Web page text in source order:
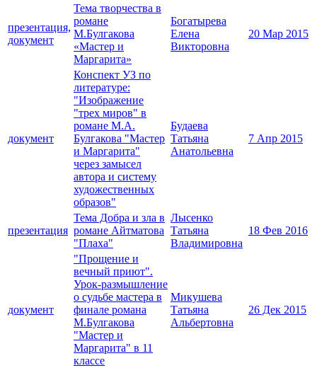
презентация,
документ
Тема творчества в
романе
М.Булгакова
«Мастер и
Маргарита»
Богатырева
Елена
Викторовна
20 Мар 2015
документ
Конспект УЗ по
литературе:
"Изображение
"трех миров" в
романе М.А.
Булгакова "Мастер
и Маргарита"
через замысел
автора и систему
художественных
образов"
Будаева
Татьяна
Анатольевна
7 Апр 2015
презентация
Тема Добра и зла в
романе Айтматова
"Плаха"
Лысенко
Татьяна
Владимировна
18 Фев 2016
документ
"Прощение и
вечный приют".
Урок-размышление
о судьбе мастера в
финале романа
М.Булгакова
"Мастер и
Маргарита" в 11
классе
Микушева
Татьяна
Альбертовна
26 Дек 2015